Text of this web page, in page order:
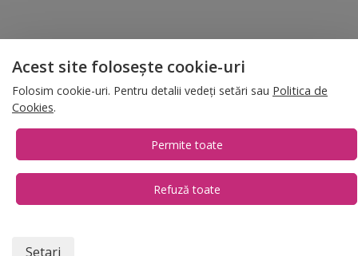
• Termene și condiții•Gestionează preferințe cookies
T:+4 0754.069.667
Acest site folosește cookie-uri
Folosim cookie-uri. Pentru detalii vedeți setări sau Politica de
Cookies.
Permite toate
Refuză toate
Setari